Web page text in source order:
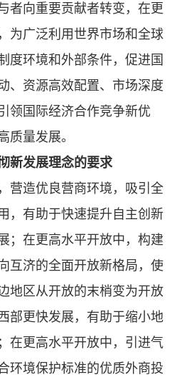
者向重要贡献者转变，在更
为广泛利用世界市场和全球
度环境和外部条件，促进国
、资源高效配置、市场深度
领国际经济合作竞争新优
质量发展。
新发展理念的要求
营造优良营商环境，吸引全
，有助于快速提升自主创新
；在更高水平开放中，构建
互济的全面开放新格局，使
地区从开放的末梢变为开放
部更快发展，有助于缩小地
在更高水平开放中，引进气
环境保护标准的优质外商投